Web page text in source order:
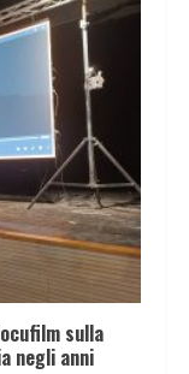
sulla
negli anni